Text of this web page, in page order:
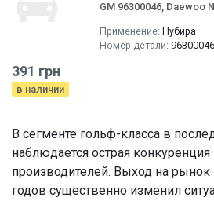
GM 96300046, Daewoo
Применение: Нубира
Номер детали: 96300046
391 грн
в наличии
В сегменте гольф-класса в
наблюдается острая
производителей. Выход на
годов существенно изменил